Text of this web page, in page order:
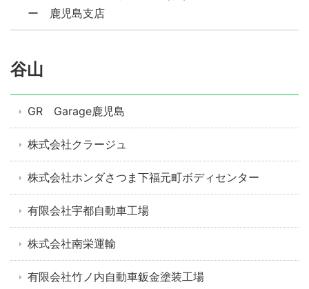
ー 鹿児島支店
谷山
GR Garage鹿児島
株式会社クラージュ
株式会社ホンダさつま下福元町ボディセンター
有限会社宇都自動車工場
株式会社南栄運輸
有限会社竹ノ内自動車鈑金塗装工場